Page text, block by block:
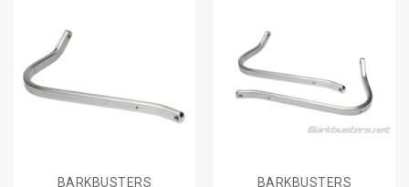
BARKBUSTERS
BARKBUSTERS